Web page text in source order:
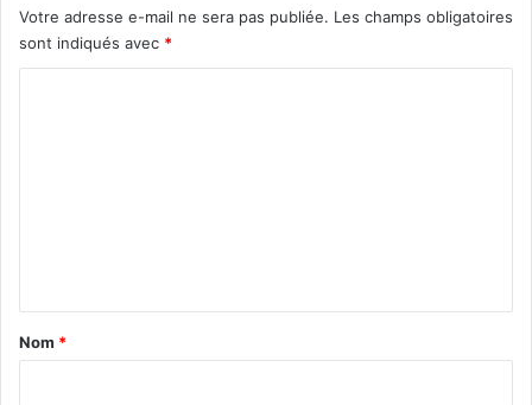
Votre adresse e-mail ne sera pas publiée. Les champs obligatoires
sont indiqués avec *
a
Nom *